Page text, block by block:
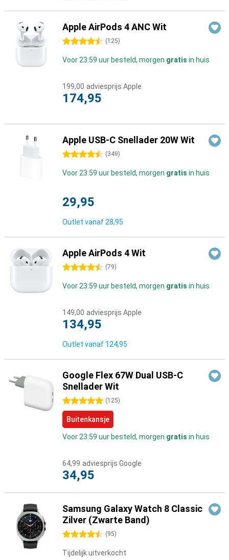
Apple AirPods 4 ANC Wit
4.5 sterren (125)
Voor 23:59 uur besteld, morgen gratis in huis
199,00 adviesprijs Apple
174,95
Apple USB-C Snellader 20W Wit
4.5 sterren (349)
Voor 23:59 uur besteld, morgen gratis in huis
29,95
Outlet vanaf 28,95
Apple AirPods 4 Wit
4.5 sterren (79)
Voor 23:59 uur besteld, morgen gratis in huis
149,00 adviesprijs Apple
134,95
Outlet vanaf 124,95
Google Flex 67W Dual USB-C
Snellader Wit
5 sterren (125)
Buitenkansje
Voor 23:59 uur besteld, morgen gratis in huis
64,99 adviesprijs Google
34,95
Samsung Galaxy Watch 8 Classic
Zilver (Zwarte Band)
4.5 sterren (95)
Tijdelijk uitverkocht